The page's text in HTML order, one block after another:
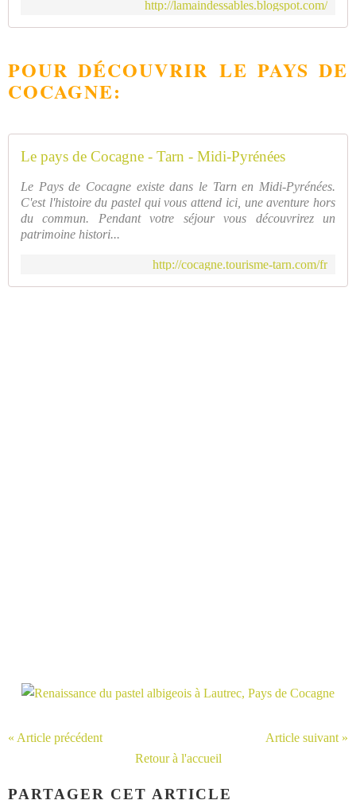
http://lamaindessables.blogspot.com/
POUR DÉCOUVRIR LE PAYS DE
COCAGNE:
Le pays de Cocagne - Tarn - Midi-Pyrénées
Le Pays de Cocagne existe dans le Tarn en Midi-Pyrénées.
C'est l'histoire du pastel qui vous attend ici, une aventure hors
du commun. Pendant votre séjour vous découvrirez un
patrimoine histori...
http://cocagne.tourisme-tarn.com/fr
« Article précédent
Article suivant »
Retour à l'accueil
PARTAGER CET ARTICLE